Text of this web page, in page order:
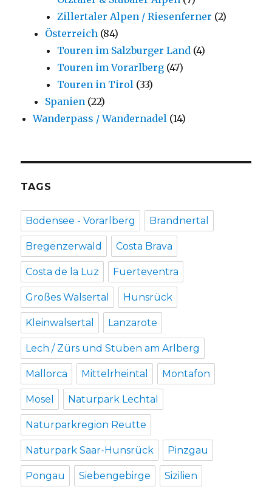
Zillertaler Alpen / Riesenferner (2)
Österreich (84)
Touren im Salzburger Land (4)
Touren im Vorarlberg (47)
Touren in Tirol (33)
Spanien (22)
Wanderpass / Wandernadel (14)
TAGS
Bodensee - Vorarlberg Brandnertal
Bregenzerwald Costa Brava
Costa de la Luz Fuerteventra
Großes Walsertal Hunsrück
Kleinwalsertal Lanzarote
Lech / Zürs und Stuben am Arlberg
Mallorca Mittelrheintal Montafon
Mosel Naturpark Lechtal
Naturparkregion Reutte
Naturpark Saar-Hunsrück Pinzgau
Pongau Siebengebirge Sizilien